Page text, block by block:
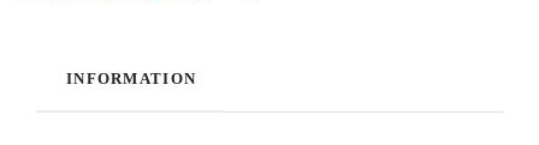
INFORMATION